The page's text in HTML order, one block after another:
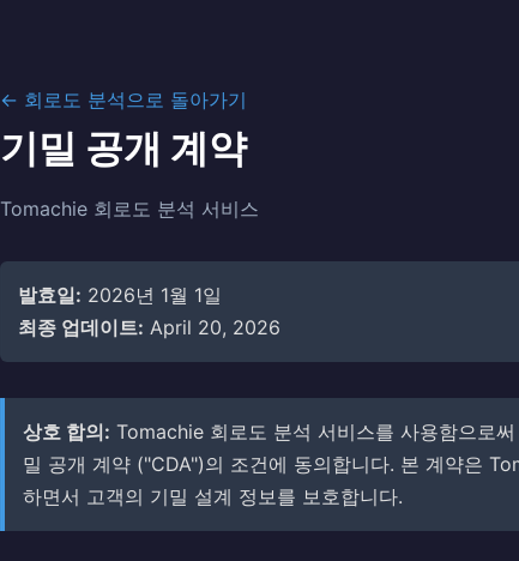
← 회로도 분석으로 돌아가기
기밀 공개 계약
Tomachie 회로도 분석 서비스
발효일: 2026년 1월 1일
최종 업데이트: April 20, 2026
상호 합의: Tomachie 회로도 분석 서비스를 사용함으로
밀 공개 계약 ("CDA")의 조건에 동의합니다. 본 계약은
하면서 고객의 기밀 설계 정보를 보호합니다.